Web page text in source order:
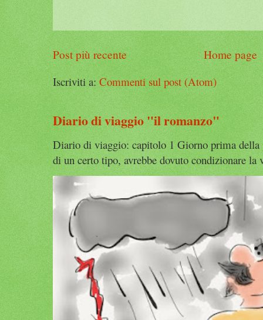
Post più recente
Home page
Iscriviti a:Commenti sul post (Atom)
Diario di viaggio "il romanzo"
Diario di viaggio: capitolo 1 Giorno prima della
di un certo tipo, avrebbe dovuto condizionare la